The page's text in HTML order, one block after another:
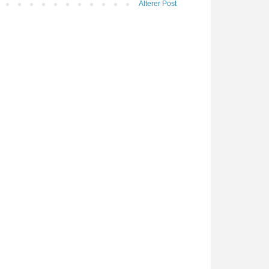
Älterer Post